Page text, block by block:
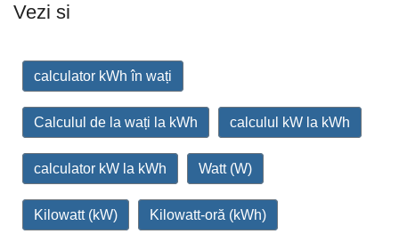
Vezi si
calculator kWh în wați
Calculul de la wați la kWh calculul kW la kWh
calculator kW la kWh Watt (W)
Kilowatt (kW) Kilowatt-oră (kWh)